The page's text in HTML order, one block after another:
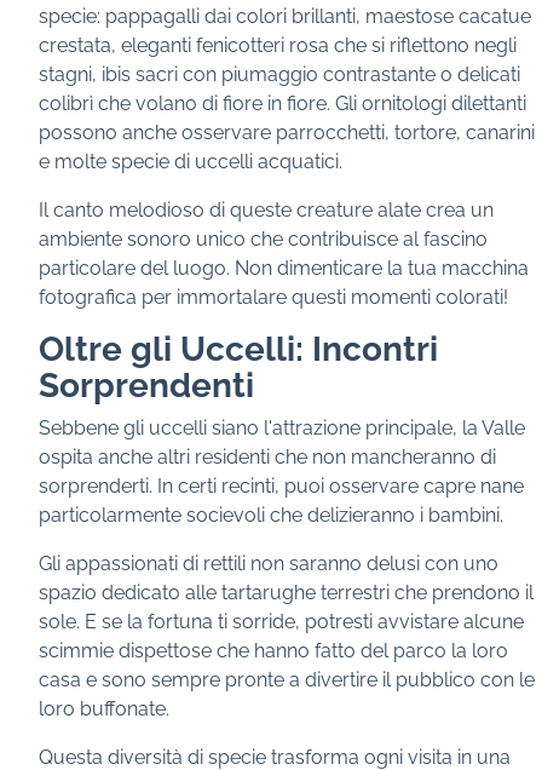
specie: pappagalli dai colori brillanti, maestose cacatue
crestata, eleganti fenicotteri rosa che si riflettono negli
stagni, ibis sacri con piumaggio contrastante o delicati
colibrì che volano di fiore in fiore. Gli ornitologi dilettanti
possono anche osservare parrocchetti, tortore, canarini
e molte specie di uccelli acquatici.
Il canto melodioso di queste creature alate crea un
ambiente sonoro unico che contribuisce al fascino
particolare del luogo. Non dimenticare la tua macchina
fotografica per immortalare questi momenti colorati!
Oltre gli Uccelli: Incontri
Sorprendenti
Sebbene gli uccelli siano l'attrazione principale, la Valle
ospita anche altri residenti che non mancheranno di
sorprenderti. In certi recinti, puoi osservare capre nane
particolarmente socievoli che delizieranno i bambini.
Gli appassionati di rettili non saranno delusi con uno
spazio dedicato alle tartarughe terrestri che prendono il
sole. E se la fortuna ti sorride, potresti avvistare alcune
scimmie dispettose che hanno fatto del parco la loro
casa e sono sempre pronte a divertire il pubblico con le
loro buffonate.
Questa diversità di specie trasforma ogni visita in una